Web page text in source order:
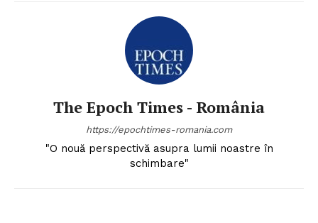
The Epoch Times - România
https://epochtimes-romania.com
"O nouă perspectivă asupra lumii noastre în
schimbare"